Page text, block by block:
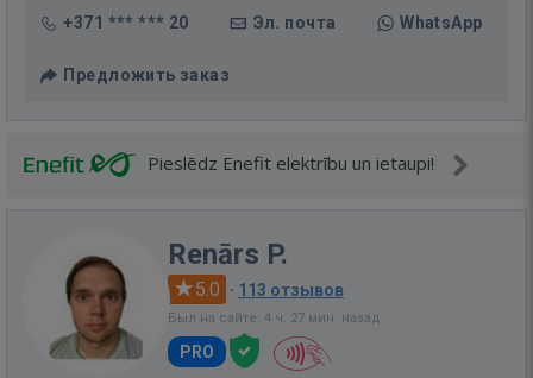
+371 *** *** 20 Эл. почта WhatsApp
Предложить заказ
Pieslēdz Enefit elektrību un ietaupi!
Renārs P.
5.0 · 113 отзывов
Был на сайте: 4 ч. 27 мин. назад
PRO